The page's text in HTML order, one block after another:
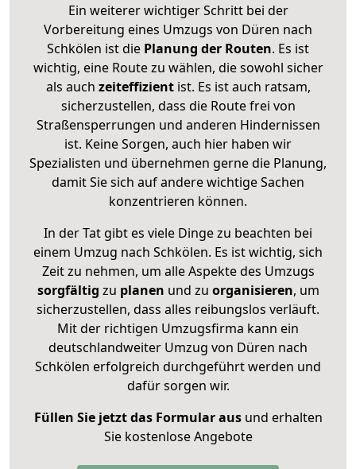
Ein weiterer wichtiger Schritt bei der
Vorbereitung eines Umzugs von Düren nach
Schkölen ist die Planung der Routen. Es ist
wichtig, eine Route zu wählen, die sowohl sicher
als auch zeiteffizientist. Es ist auch ratsam,
sicherzustellen, dass die Route frei von
Straßensperrungen und anderen Hindernissen
ist. Keine Sorgen, auch hier haben wir
Spezialisten und übernehmen gerne die Planung,
damit Sie sich auf andere wichtige Sachen
konzentrieren können.
In der Tat gibt es viele Dinge zu beachten bei
einem Umzug nach Schkölen. Es ist wichtig, sich
Zeit zu nehmen, um alle Aspekte des Umzugs
sorgfältig zu planen und zu organisieren, um
sicherzustellen, dass alles reibungslos verläuft.
Mit der richtigen Umzugsfirma kann ein
deutschlandweiter Umzug von Düren nach
Schkölen erfolgreich durchgeführt werden und
dafür sorgen wir.
Füllen Sie jetzt das Formular ausund erhalten
Sie kostenlose Angebote